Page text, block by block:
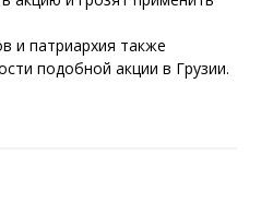
и патриархия также
подобной акции в Грузии.